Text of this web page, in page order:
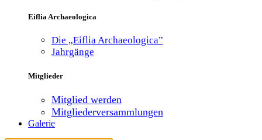
Eiflia Archaeologica
Die „Eiflia Archaeologica”
Jahrgänge
Mitglieder
Mitglied werden
Mitgliederversammlungen
Galerie